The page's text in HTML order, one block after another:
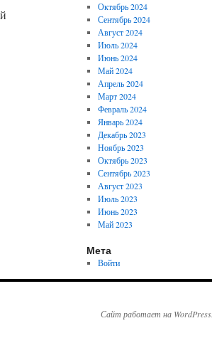
Октябрь 2024
Сентябрь 2024
Август 2024
Июль 2024
Июнь 2024
Май 2024
Апрель 2024
Март 2024
Февраль 2024
Январь 2024
Декабрь 2023
Ноябрь 2023
Октябрь 2023
Сентябрь 2023
Август 2023
Июль 2023
Июнь 2023
Май 2023
Мета
Войти
Сайт работает на WordPress.